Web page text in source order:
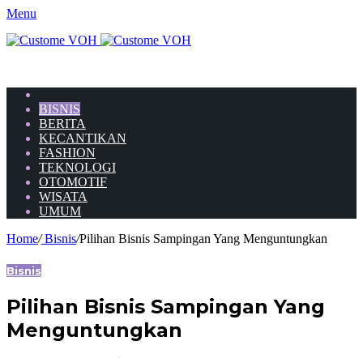
Menu
BISNIS
BERITA
KECANTIKAN
FASHION
TEKNOLOGI
OTOMOTIF
WISATA
UMUM
Home/Bisnis/Pilihan Bisnis Sampingan Yang Menguntungkan
Bisnis
Pilihan Bisnis Sampingan Yang
Menguntungkan